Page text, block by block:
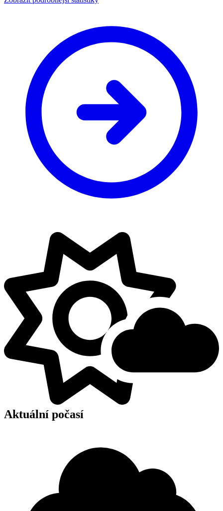
Aktuální počasí